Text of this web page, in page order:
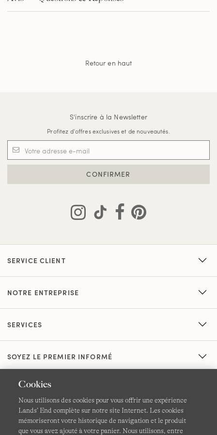
Retour en haut
S'inscrire à la Newsletter
Profitez d'offres exclusives et de nouveautés.
CONFIRMER
SERVICE CLIENT
NOTRE ENTREPRISE
SERVICES
SOYEZ LE PREMIER INFORMÉ
Cookies
Nous utilisons des cookies pour vous offrir une expérience
Lands’ End complète sur notre site Internet. Les cookies
mémoriseront votre historique de navigation et le produit
que vous avez ajouté à votre panier. Nous utilisons, entre